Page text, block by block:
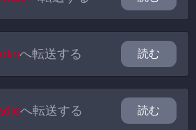
へ転送する 読む
へ転送する 読む